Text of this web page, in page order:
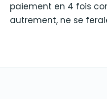
paiement en 4 fois
autrement, ne se